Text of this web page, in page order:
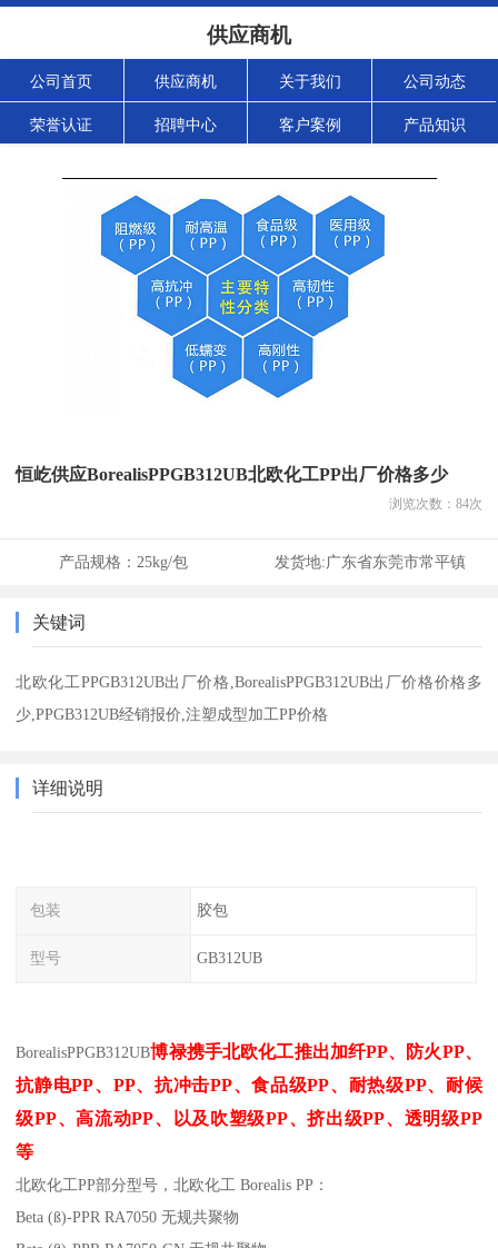
供应商机
公司首页 供应商机 关于我们 公司动态
荣誉认证 招聘中心 客户案例 产品知识
恒屹供应BorealisPPGB312UB北欧化工PP出厂价格多少
浏览次数： 84次
产品规格： 25kg/包 发货地:广东省东莞市常平镇
关键词
北欧化工PPGB312UB出厂价格,BorealisPPGB312UB出厂价格价格多
少,PPGB312UB经销报价,注塑成型加工PP价格
详细说明
包装 胶包
型号 GB312UB
BorealisPPGB312UB博禄携手北欧化工推出加纤PP、防火PP、
抗静电PP、 PP、抗冲击PP、食品级PP、耐热级PP、耐候
级PP、高流动PP、以及吹塑级PP、挤出级PP、透明级PP
等
北欧化工PP部分型号，北欧化工 Borealis PP：
Beta (ß)-PPR RA7050 无规共聚物